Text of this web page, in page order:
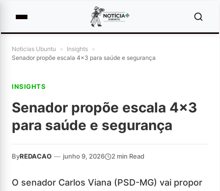
Noticias Ubuntu » Insights »
Senador propõe escala 4×3 para saúde e segurança
INSIGHTS
Senador propõe escala 4×3
para saúde e segurança
ByREDACAO — junho 9, 2026 2 min Read
O senador Carlos Viana (PSD-MG) vai propor